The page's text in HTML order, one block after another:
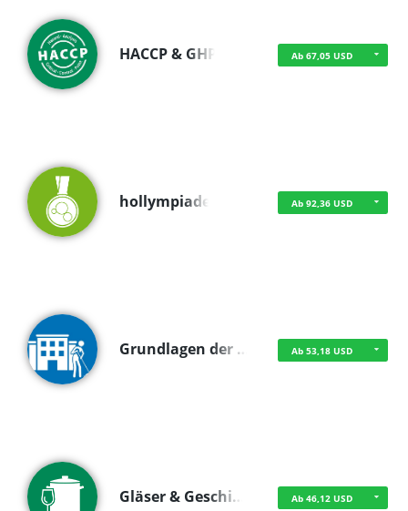
HACCP & GHP Ab 67,05 USD
hollympiade Ab 92,36 USD
Grundlagen der … Ab 53,18 USD
Gläser & Geschi… Ab 46,12 USD